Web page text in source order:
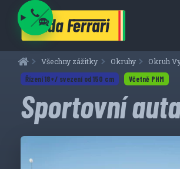
Všechny zážitky Okruhy Okruh
Řízení 18+/ svezení od 150 cm
Včetně PHM
Sportovní